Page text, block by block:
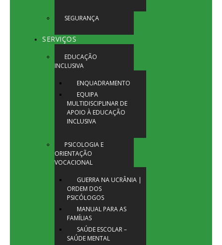
SEGURANÇA
SERVIÇOS
EDUCAÇÃO
INCLUSIVA
ENQUADRAMENTO
EQUIPA
MULTIDISCIPLINAR DE
APOIO À EDUCAÇÃO
INCLUSIVA
PSICOLOGIA E
ORIENTAÇÃO
VOCACIONAL
GUERRA NA UCRÂNIA |
ORDEM DOS
PSICÓLOGOS
MANUAL PARA AS
FAMÍLIAS
SAÚDE ESCOLAR –
SAÚDE MENTAL